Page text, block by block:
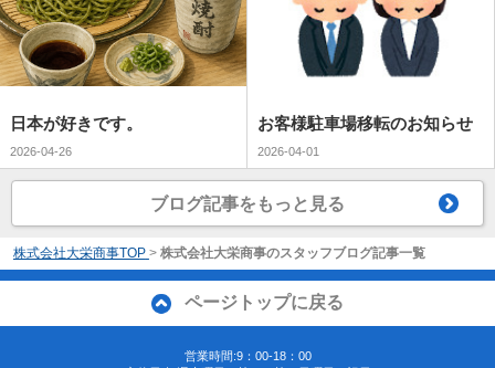
日本が好きです。
2026-04-26
お客様駐車場移転のお知らせ
2026-04-01
ブログ記事をもっと見る
株式会社大栄商事TOP > 株式会社大栄商事のスタッフブログ記事一覧
ページトップに戻る
営業時間:9：00-18：00